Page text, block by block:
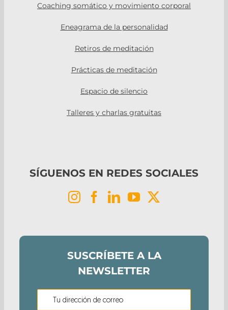
Coaching somático y movimiento corporal
Eneagrama de la personalidad
Retiros de meditación
Prácticas de meditación
Espacio de silencio
Talleres y charlas gratuitas
SÍGUENOS EN REDES SOCIALES
SUSCRÍBETE A LA
NEWSLETTER